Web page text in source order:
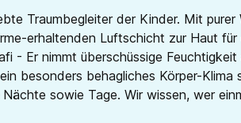
Traumbegleiter der Kinder. Mit
erhaltenden Luftschicht zur Haut
- Er nimmt überschüssige
besonders behagliches Körper-Klima
sowie Tage. Wir wissen, wer